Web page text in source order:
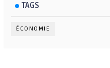
TAGS
ÉCONOMIE